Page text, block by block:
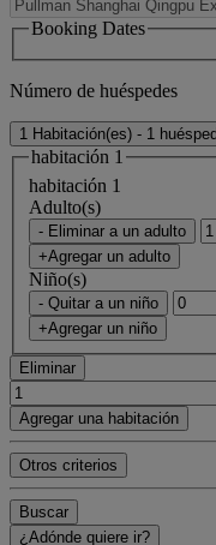
Booking Dates
Número de huéspedes
1 Habitación(es) - 1
habitación 1
habitación 1
Adulto(s)
- Eliminar a un adulto
+Agregar un adulto
Niño(s)
- Quitar a un niño
+Agregar un niño
Eliminar
Agregar una habitación
Otros criterios
Buscar
¿Adónde quiere ir?